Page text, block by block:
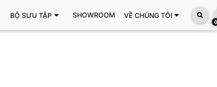
0
BỘ SƯU TẬP SHOWROOM VỀ CHÚNG TÔI